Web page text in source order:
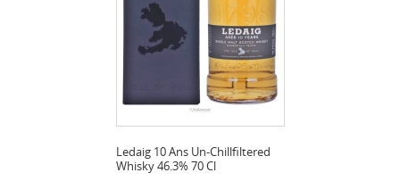
Ledaig 10 Ans Un-Chillfiltered
Whisky 46.3% 70 Cl